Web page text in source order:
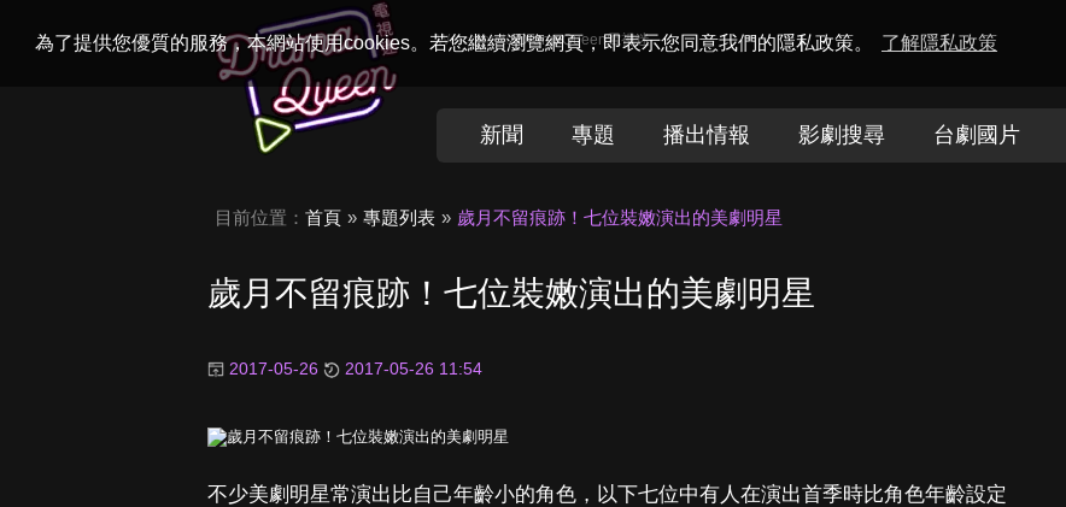
為了提供您優質的服務，本網站使用cookies。若您繼續瀏覽網頁，即表示您同意我們的隱私政策。 了解隱私政策
Welcome toDramaQueen電視迷
新聞 專題 播出情報 影劇搜尋 台劇國片
目前位置： 首頁 專題列表 歲月不留痕跡！七位裝嫩演出的美劇明星
歲月不留痕跡！七位裝嫩演出的美劇明星
2017-05-26 2017-05-26 11:54
不少美劇明星常演出比自己年齡小的角色，以下七位中有人在演出首季時比角色年齡設定